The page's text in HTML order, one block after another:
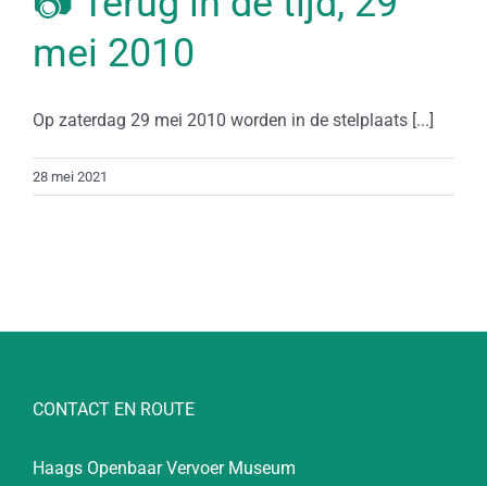
mei 2010
Op zaterdag 29 mei 2010 worden in de stelplaats [...]
28 mei 2021
CONTACT EN ROUTE
Haags Openbaar Vervoer Museum